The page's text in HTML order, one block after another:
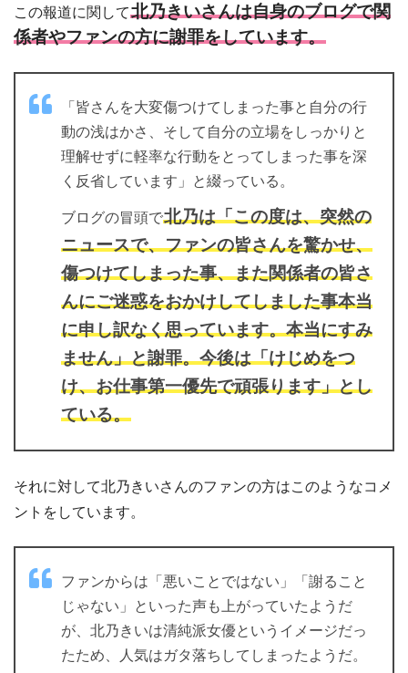
この報道に関して北乃きいさんは自身のブログで関
係者やファンの方に謝罪をしています。
「皆さんを大変傷つけてしまった事と自分の行
動の浅はかさ、そして自分の立場をしっかりと
理解せずに軽率な行動をとってしまった事を深
く反省しています」と綴っている。
ブログの冒頭で北乃は「この度は、突然の
ニュースで、ファンの皆さんを驚かせ、
傷つけてしまった事、また関係者の皆さ
んにご迷惑をおかけしてしました事本当
に申し訳なく思っています。本当にすみ
ません」と謝罪。今後は「けじめをつ
け、お仕事第一優先で頑張ります」とし
ている。
それに対して北乃きいさんのファンの方はこのようなコメ
ントをしています。
ファンからは「悪いことではない」「謝ること
じゃない」といった声も上がっていたようだ
が、北乃きいは清純派女優というイメージだっ
たため、人気はガタ落ちしてしまったようだ。